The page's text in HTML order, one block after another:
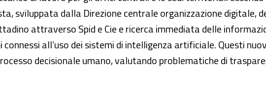
sviluppata dalla Direzione centrale organizzazione digitale,
attraverso Spid e Cie e ricerca immediata delle
all’uso dei sistemi di intelligenza artificiale. Questi
decisionale umano, valutando problematiche di